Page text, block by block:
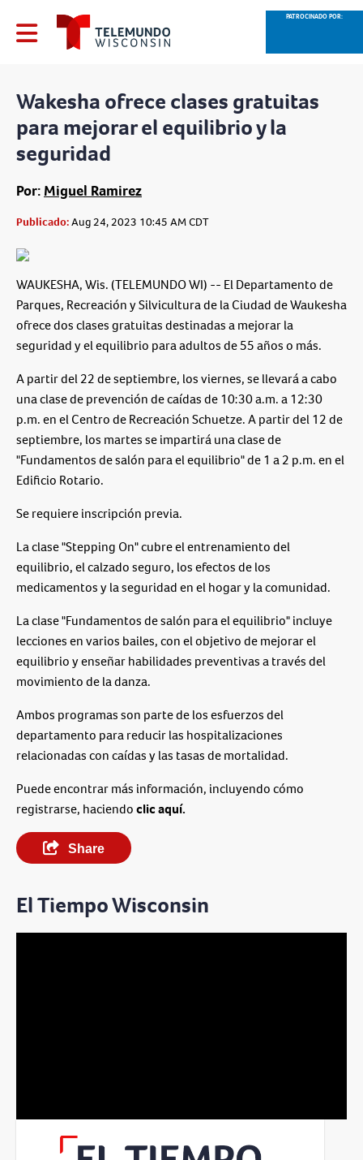
PATROCINADO POR:
Wakesha ofrece clases gratuitas
para mejorar el equilibrio y la
seguridad
Por: Miguel Ramirez
Publicado:Aug 24, 2023 10:45 AM CDT
WAUKESHA, Wis. (TELEMUNDO WI) -- El Departamento de
Parques, Recreación y Silvicultura de la Ciudad de Waukesha
ofrece dos clases gratuitas destinadas a mejorar la
seguridad y el equilibrio para adultos de 55 años o más.
A partir del 22 de septiembre, los viernes, se llevará a cabo
una clase de prevención de caídas de 10:30 a.m. a 12:30
p.m. en el Centro de Recreación Schuetze. A partir del 12 de
septiembre, los martes se impartirá una clase de
"Fundamentos de salón para el equilibrio" de 1 a 2 p.m. en el
Edificio Rotario.
Se requiere inscripción previa.
La clase "Stepping On" cubre el entrenamiento del
equilibrio, el calzado seguro, los efectos de los
medicamentos y la seguridad en el hogar y la comunidad.
La clase "Fundamentos de salón para el equilibrio" incluye
lecciones en varios bailes, con el objetivo de mejorar el
equilibrio y enseñar habilidades preventivas a través del
movimiento de la danza.
Ambos programas son parte de los esfuerzos del
departamento para reducir las hospitalizaciones
relacionadas con caídas y las tasas de mortalidad.
Puede encontrar más información, incluyendo cómo
registrarse, haciendoclic aquí.
Share
El Tiempo Wisconsin